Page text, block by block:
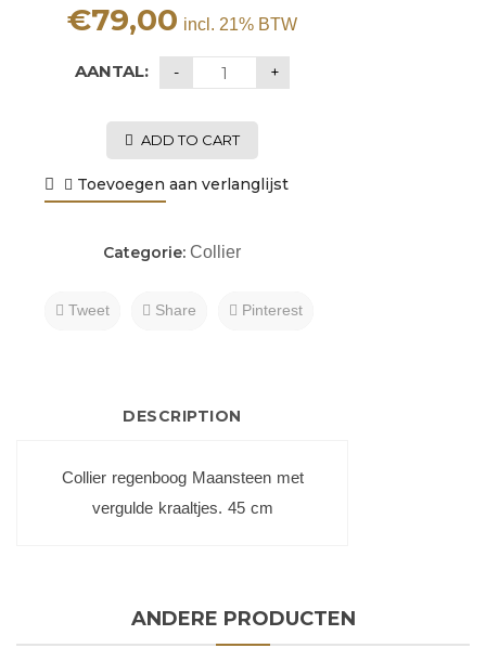
€79,00 incl. 21% BTW
AANTAL:
ADD TO CART
Toevoegen aan verlanglijst
Categorie: Collier
Tweet Share Pinterest
DESCRIPTION
Collier regenboog Maansteen met
vergulde kraaltjes. 45 cm
ANDERE PRODUCTEN